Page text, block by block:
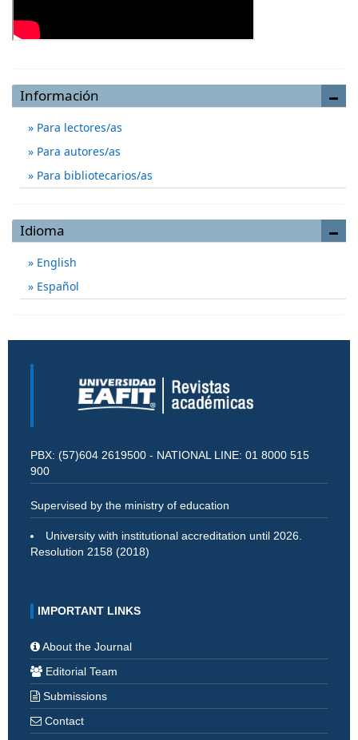
Información
Para lectores/as
Para autores/as
Para bibliotecarios/as
Idioma
English
Español
PBX: (57)604 2619500 - NATIONAL LINE: 01 8000 515
900
Supervised by the ministry of education
University with institutional accreditation until 2026.
Resolution 2158 (2018)
IMPORTANT LINKS
About the Journal
Editorial Team
Submissions
Contact